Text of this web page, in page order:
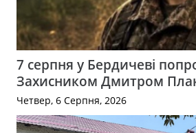
7 серпня у Бердичеві
Захисником Дмитром
Четвер, 6 Серпня, 2026